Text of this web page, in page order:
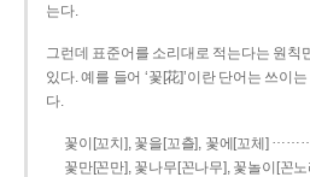
는다.
그런데 표준어를 소리대로 적는다는 원칙
있다. 예를 들어 ‘꽃[花]’이란 단어는 쓰이
다.
꽃이[꼬치], 꽃을[꼬츨], 꽃에[꼬체]
꽃만[꼰만], 꽃나무[꼰나무], 꽃놀이[꼰노